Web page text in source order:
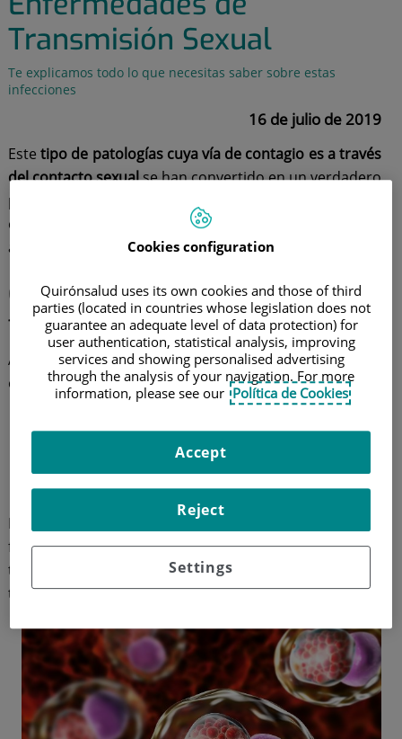
Transmisión Sexual
Te explicamos todo lo que necesitas saber sobre estas
infecciones
16 de julio de 2019
Estetipo de patologías cuya vía de contagio es a través
del contacto sexualse han convertido en un verdadero
problema de salud en la sociedad, ya que se ha
observado un aumento progresivo en los últimos
años.
Causas y tipos de infecciones de
transmisión sexual (ITS)
Aunquelas causas son muy variadas, en general están
originadas por:
Parásitos
Virus
Entre los más de veinte tipos de ITS
frecuentes son la gonorrea, infecciones por Chlamydia
trachomatis, VPH, herpes genital, sífilis, VH/SIDA y
tricomoniasis.
Cookies configuration
Quirónsalud uses its own cookies and those of third
parties (located in countries whose legislation does not
guarantee an adequate level of data protection) for
user authentication, statistical analysis, improving
services and showing personalised advertising
through the analysis of your navigation. For more
information, please see our Política de Cookies
Settings
Reject
Accept